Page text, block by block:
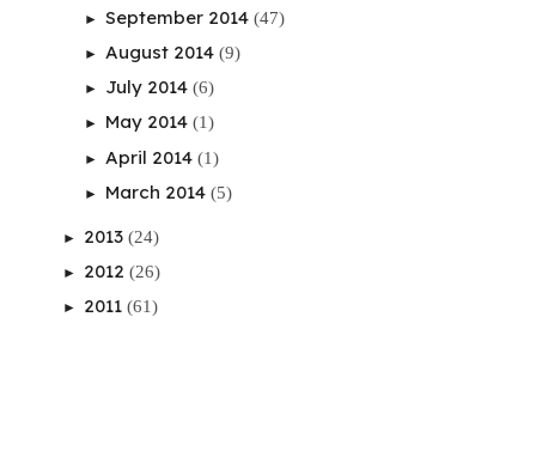
► September 2014 (47)
► August 2014 (9)
► July 2014 (6)
► May 2014 (1)
► April 2014 (1)
► March 2014 (5)
► 2013 (24)
► 2012 (26)
► 2011 (61)